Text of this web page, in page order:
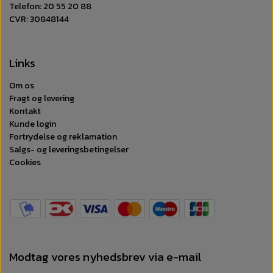
Overlegent design:
Materiale:
Telefon: 20 55 20 88
CVR: 30848144
Links
Om os
Fragt og levering
Kontakt
Kunde login
Fortrydelse og reklamation
Salgs- og leveringsbetingelser
Cookies
Modtag vores nyhedsbrev via e-mail